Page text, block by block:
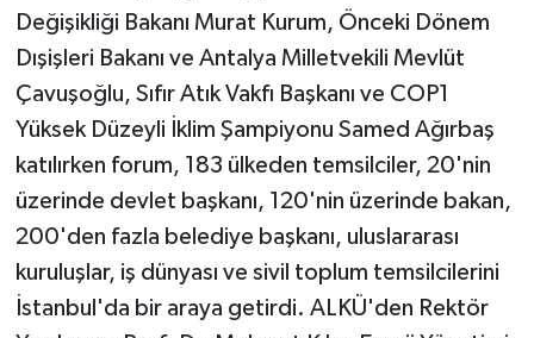
Değişikliği Bakanı Murat Kurum, Önceki Dönem
Dışişleri Bakanı ve Antalya Milletvekili Mevlüt
Çavuşoğlu, Sıfır Atık Vakfı Başkanı ve COP1
Yüksek Düzeyli İklim Şampiyonu Samed Ağırbaş
katılırken forum, 183 ülkeden temsilciler, 20'nin
üzerinde devlet başkanı, 120'nin üzerinde bakan,
200'den fazla belediye başkanı, uluslararası
kuruluşlar, iş dünyası ve sivil toplum temsilcilerini
İstanbul'da bir araya getirdi. ALKÜ'den Rektör